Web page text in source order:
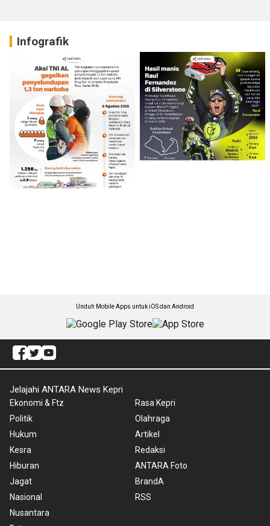
Infografik
Unduh Mobile Apps untuk iOS dan Android
Jelajahi ANTARA News Kepri
Ekonomi & Ftz
Politik
Hukum
Kesra
Hiburan
Jagat
Nasional
Nusantara
Rasa Kepri
Olahraga
Artikel
Redaksi
ANTARA Foto
BrandA
RSS